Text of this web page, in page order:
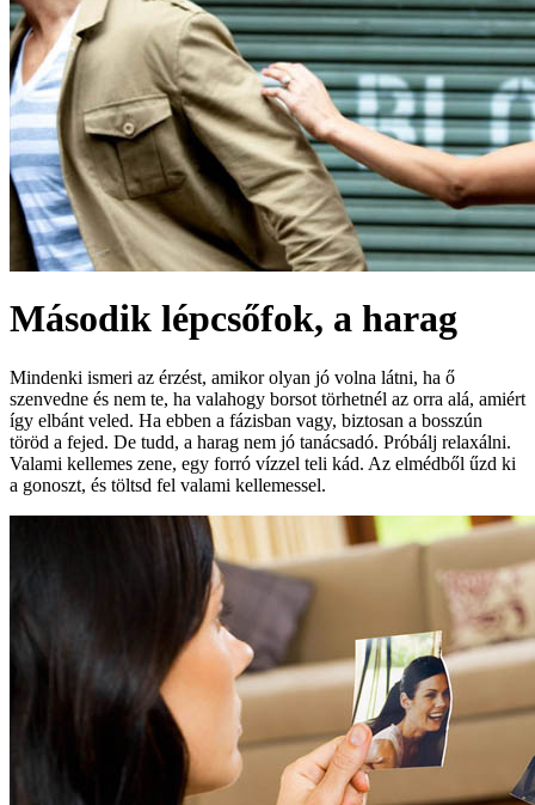
Második lépcsőfok, a harag
Mindenki ismeri az érzést, amikor olyan jó volna látni, ha ő
szenvedne és nem te, ha valahogy borsot törhetnél az orra alá, amiért
így elbánt veled. Ha ebben a fázisban vagy, biztosan a bosszún
töröd a fejed. De tudd, a harag nem jó tanácsadó. Próbálj relaxálni.
Valami kellemes zene, egy forró vízzel teli kád. Az elmédből űzd ki
a gonoszt, és töltsd fel valami kellemessel.